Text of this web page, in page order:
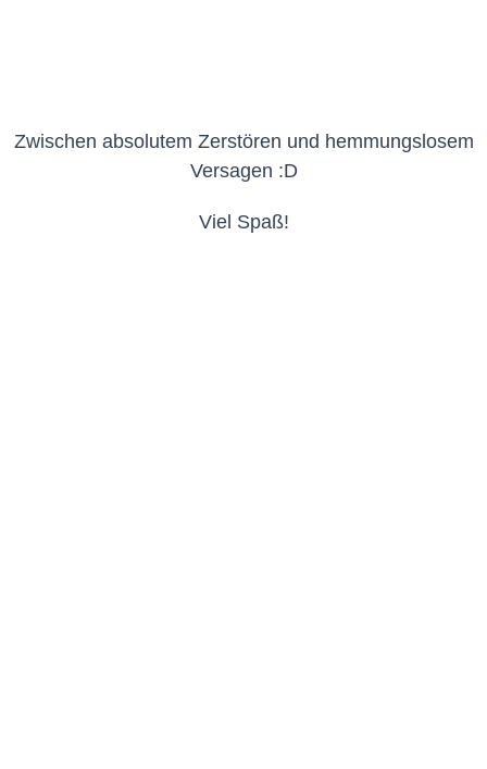
Zwischen absolutem Zerstören und hemmungslosem
Versagen :D
Viel Spaß!